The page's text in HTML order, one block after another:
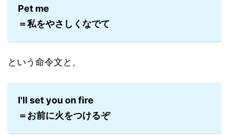
Pet me
＝私をやさしくなでて
という命令文と、
I'll set you on fire
＝お前に火をつけるぞ